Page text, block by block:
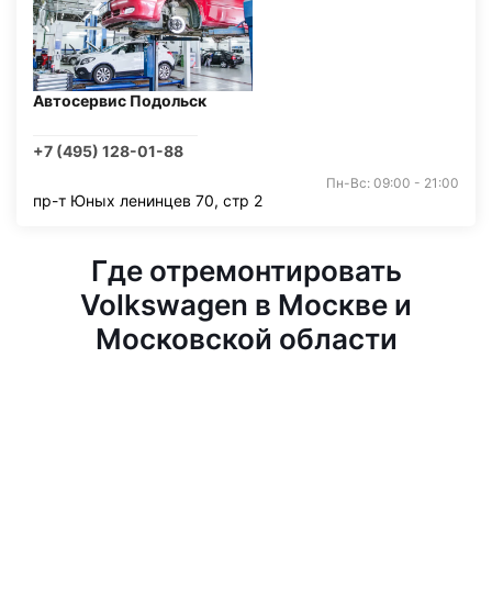
Автосервис Подольск
+7 (495) 128-01-88
Пн-Вс: 09:00 - 21:00
пр-т Юных ленинцев 70, стр 2
Где отремонтировать
Volkswagen в Москве и
Московской области